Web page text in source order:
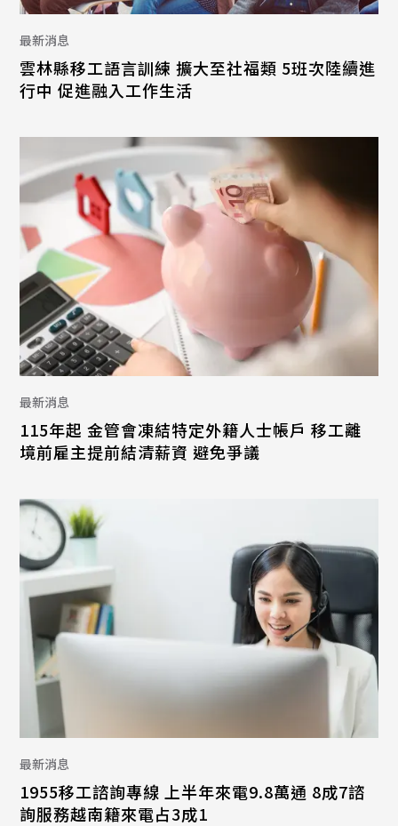
最新消息
雲林縣移工語言訓練 擴大至社福類 5班次陸續進
行中 促進融入工作生活
最新消息
115年起 金管會凍結特定外籍人士帳戶 移工離
境前雇主提前結清薪資 避免爭議
最新消息
1955移工諮詢專線 上半年來電9.8萬通 8成7諮
詢服務越南籍來電占3成1